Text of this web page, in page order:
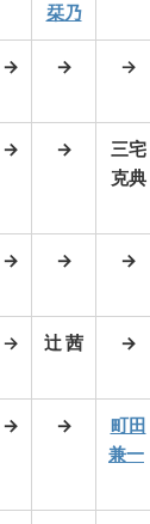
栞乃
→ → →
→ →
三宅
克典
→ → →
→ 辻 茜 →
→ →
町田
兼一